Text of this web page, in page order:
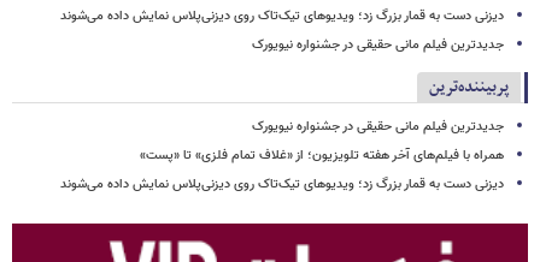
دیزنی دست به قمار بزرگ زد؛ ویدیوهای تیک‌تاک روی دیزنی‌پلاس نمایش داده می‌شوند
جدیدترین فیلم مانی حقیقی در جشنواره نیویورک
پربیننده‌ترین
جدیدترین فیلم مانی حقیقی در جشنواره نیویورک
همراه با فیلم‌های آخر هفته تلویزیون؛ از «غلاف تمام فلزی» تا «پست»
دیزنی دست به قمار بزرگ زد؛ ویدیوهای تیک‌تاک روی دیزنی‌پلاس نمایش داده می‌شوند